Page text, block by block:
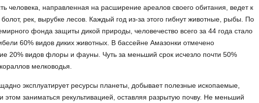
человека, направленная на расширение ареалов своего обитания, ведет к
рек, вырубке лесов. Каждый год из-за этого гибнут животные, рыбы. По
фонда защиты дикой природы, человечество всего за 44 года стало
60% видов диких животных. В бассейне Амазонки отмечено
20% видов флоры и фауны. Чуть за меньший срок исчезло почти 50%
мелководья.
эксплуатирует ресурсы планеты, добывает полезные ископаемые,
этом заниматься рекультивацией, оставляя разрытую почву. Не меньший